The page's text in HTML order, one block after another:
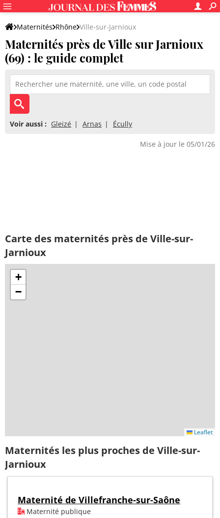
Maternités Rhône Ville-sur-Jarnioux
Maternités près de Ville sur Jarnioux
(69) : le guide complet
Voir aussi : Gleizé Arnas Écully
Mise à jour le 05/01/26
Carte des maternités près de Ville-sur-
Jarnioux
+
−
Leaflet
Maternités les plus proches de Ville-sur-
Jarnioux
Maternité de Villefranche-sur-Saône
Maternité publique